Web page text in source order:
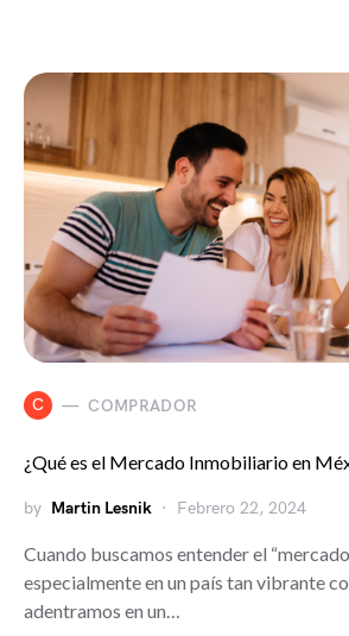
C COMPRADOR
¿Qué es el Mercado Inmobiliario en
by Martin Lesnik Febrero 22, 2024
Cuando buscamos entender el
especialmente en un país tan vibrante
adentramos en un…